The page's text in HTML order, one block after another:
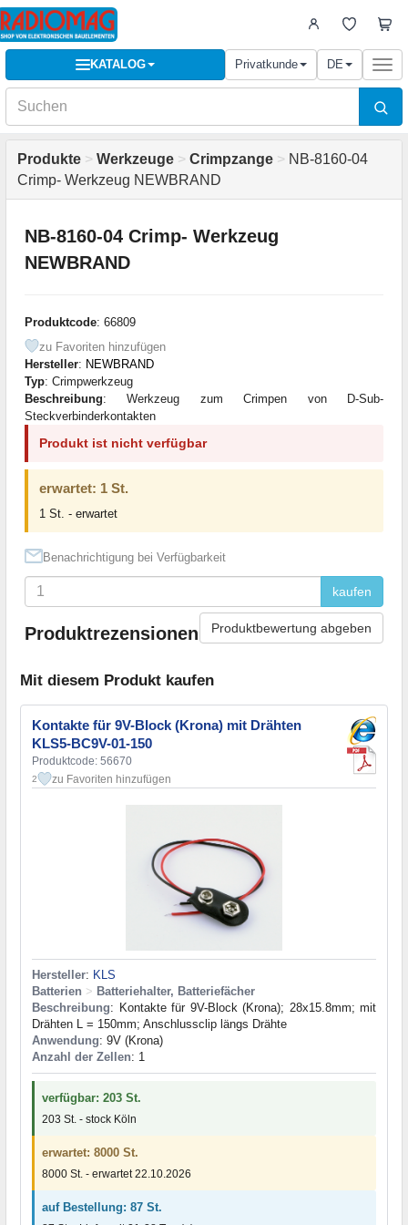
KATALOG Privatkunde DE
Produkte > Werkzeuge > Crimpzange > NB-8160-04
Crimp- Werkzeug NEWBRAND
NB-8160-04 Crimp- Werkzeug
NEWBRAND
Produktcode: 66809
zu Favoriten hinzufügen
Hersteller: NEWBRAND
Typ: Crimpwerkzeug
Beschreibung: Werkzeug zum Crimpen von D-Sub-
Steckverbinderkontakten
Produkt ist nicht verfügbar
erwartet: 1 St.
1 St. - erwartet
Benachrichtigung bei Verfügbarkeit
kaufen
Produktrezensionen Produktbewertung abgeben
Mit diesem Produkt kaufen
Kontakte für 9V-Block (Krona) mit Drähten
KLS5-BC9V-01-150
Produktcode: 56670
2 zu Favoriten hinzufügen
Hersteller: KLS
Batterien > Batteriehalter, Batteriefächer
Beschreibung: Kontakte für 9V-Block (Krona); 28x15.8mm; mit
Drähten L = 150mm; Anschlussclip längs Drähte
Anwendung: 9V (Krona)
Anzahl der Zellen: 1
verfügbar: 203 St.
203 St. - stock Köln
erwartet: 8000 St.
8000 St. - erwartet 22.10.2026
auf Bestellung: 87 St.